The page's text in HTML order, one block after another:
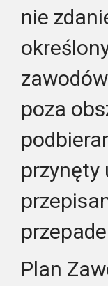
nie
poza
przynęty
Plan